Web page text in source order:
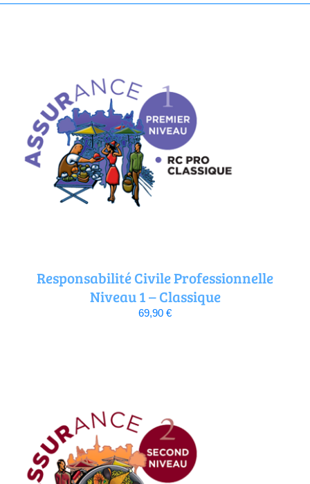
Annuaire Fournisseurs
Contact
Responsabilité Civile Professionnelle
Niveau 1 – Classique
69,90 €